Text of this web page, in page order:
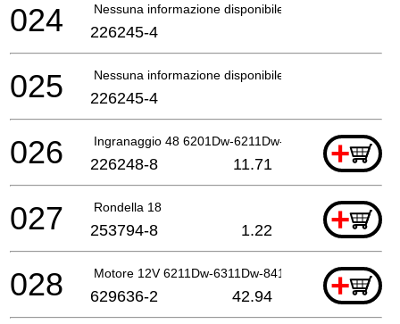
Nessuna informazione disponibile, non ordinabile
024 226245-4
Nessuna informazione disponibile, non ordinabile
025 226245-4
Ingranaggio 48 6201Dw-6211Dw-631* +
026 226248-8 11.71
Rondella 18 +
027 253794-8 1.22
Motore 12V 6211Dw-6311Dw-8411Dw +
028 629636-2 42.94